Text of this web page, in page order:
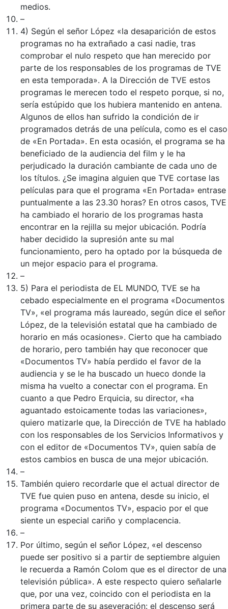
medios.
–
4) Según el señor López «la desaparición de estos
programas no ha extrañado a casi nadie, tras
comprobar el nulo respeto que han merecido por
parte de los responsables de los programas de TVE
en esta temporada». A la Dirección de TVE estos
programas le merecen todo el respeto porque, si no,
sería estúpido que los hubiera mantenido en antena.
Algunos de ellos han sufrido la condición de ir
programados detrás de una película, como es el caso
de «En Portada». En esta ocasión, el programa se ha
beneficiado de la audiencia del film y le ha
perjudicado la duración cambiante de cada uno de
los títulos. ¿Se imagina alguien que TVE cortase las
películas para que el programa «En Portada» entrase
puntualmente a las 23.30 horas? En otros casos, TVE
ha cambiado el horario de los programas hasta
encontrar en la rejilla su mejor ubicación. Podría
haber decidido la supresión ante su mal
funcionamiento, pero ha optado por la búsqueda de
un mejor espacio para el programa.
–
5) Para el periodista de EL MUNDO, TVE se ha
cebado especialmente en el programa «Documentos
TV», «el programa más laureado, según dice el señor
López, de la televisión estatal que ha cambiado de
horario en más ocasiones». Cierto que ha cambiado
de horario, pero también hay que reconocer que
«Documentos TV» había perdido el favor de la
audiencia y se le ha buscado un hueco donde la
misma ha vuelto a conectar con el programa. En
cuanto a que Pedro Erquicia, su director, «ha
aguantado estoicamente todas las variaciones»,
quiero matizarle que, la Dirección de TVE ha hablado
con los responsables de los Servicios Informativos y
con el editor de «Documentos TV», quien sabía de
estos cambios en busca de una mejor ubicación.
–
También quiero recordarle que el actual director de
TVE fue quien puso en antena, desde su inicio, el
programa «Documentos TV», espacio por el que
siente un especial cariño y complacencia.
–
Por último, según el señor López, «el descenso
puede ser positivo si a partir de septiembre alguien
le recuerda a Ramón Colom que es el director de una
televisión pública». A este respecto quiero señalarle
que, por una vez, coincido con el periodista en la
primera parte de su aseveración: el descenso será